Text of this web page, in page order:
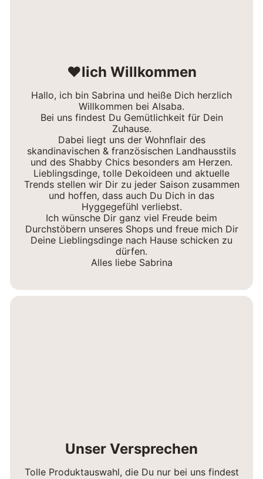
❤lich Willkommen
Hallo, ich bin Sabrina und heiße Dich herzlich
Willkommen bei Alsaba.
Bei uns findest Du Gemütlichkeit für Dein
Zuhause.
Dabei liegt uns der Wohnflair des
skandinavischen & französischen Landhausstils
und des Shabby Chics besonders am Herzen.
Lieblingsdinge, tolle Dekoideen und aktuelle
Trends stellen wir Dir zu jeder Saison zusammen
und hoffen, dass auch Du Dich in das
Hyggegefühl verliebst.
Ich wünsche Dir ganz viel Freude beim
Durchstöbern unseres Shops und freue mich Dir
Deine Lieblingsdinge nach Hause schicken zu
dürfen.
Alles liebe Sabrina
Unser Versprechen
Tolle Produktauswahl, die Du nur bei uns findest